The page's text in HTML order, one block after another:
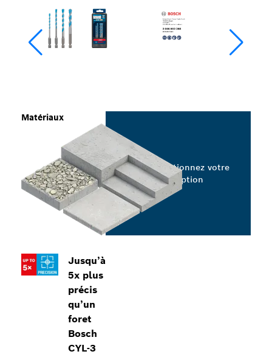
Jusqu’à
5x plus
précis
qu’un
foret
Bosch
CYL-3
Matériaux
Sélectionnez votre
option